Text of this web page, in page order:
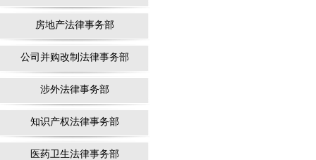
房地产法律事务部
公司并购改制法律事务部
涉外法律事务部
知识产权法律事务部
医药卫生法律事务部